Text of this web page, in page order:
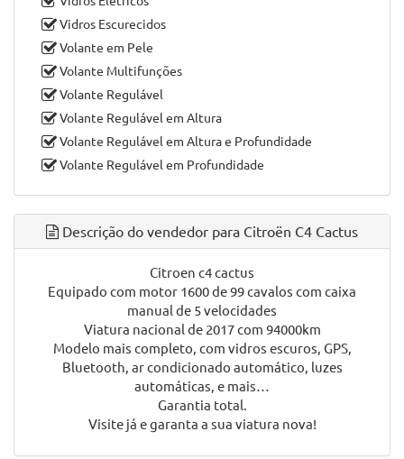
Retrovisores Elétricos
Sensores de Chuva
Sensores de Estacionamento
Sensores de Luzes
Sistema Ajuda ao Arranque em Inclinação
Sistema de Controle de Pressão dos Pneus
Sistema de Navegação GPS
Sistema Isofix
Vidros Elétricos
Volante em Pele
Volante Multifunções
Volante Regulável
Volante Regulável em Altura
Volante Regulável em Altura e Profundidade
Volante Regulável em Profundidade
Descrição do vendedor para Citroën C4 Cactus